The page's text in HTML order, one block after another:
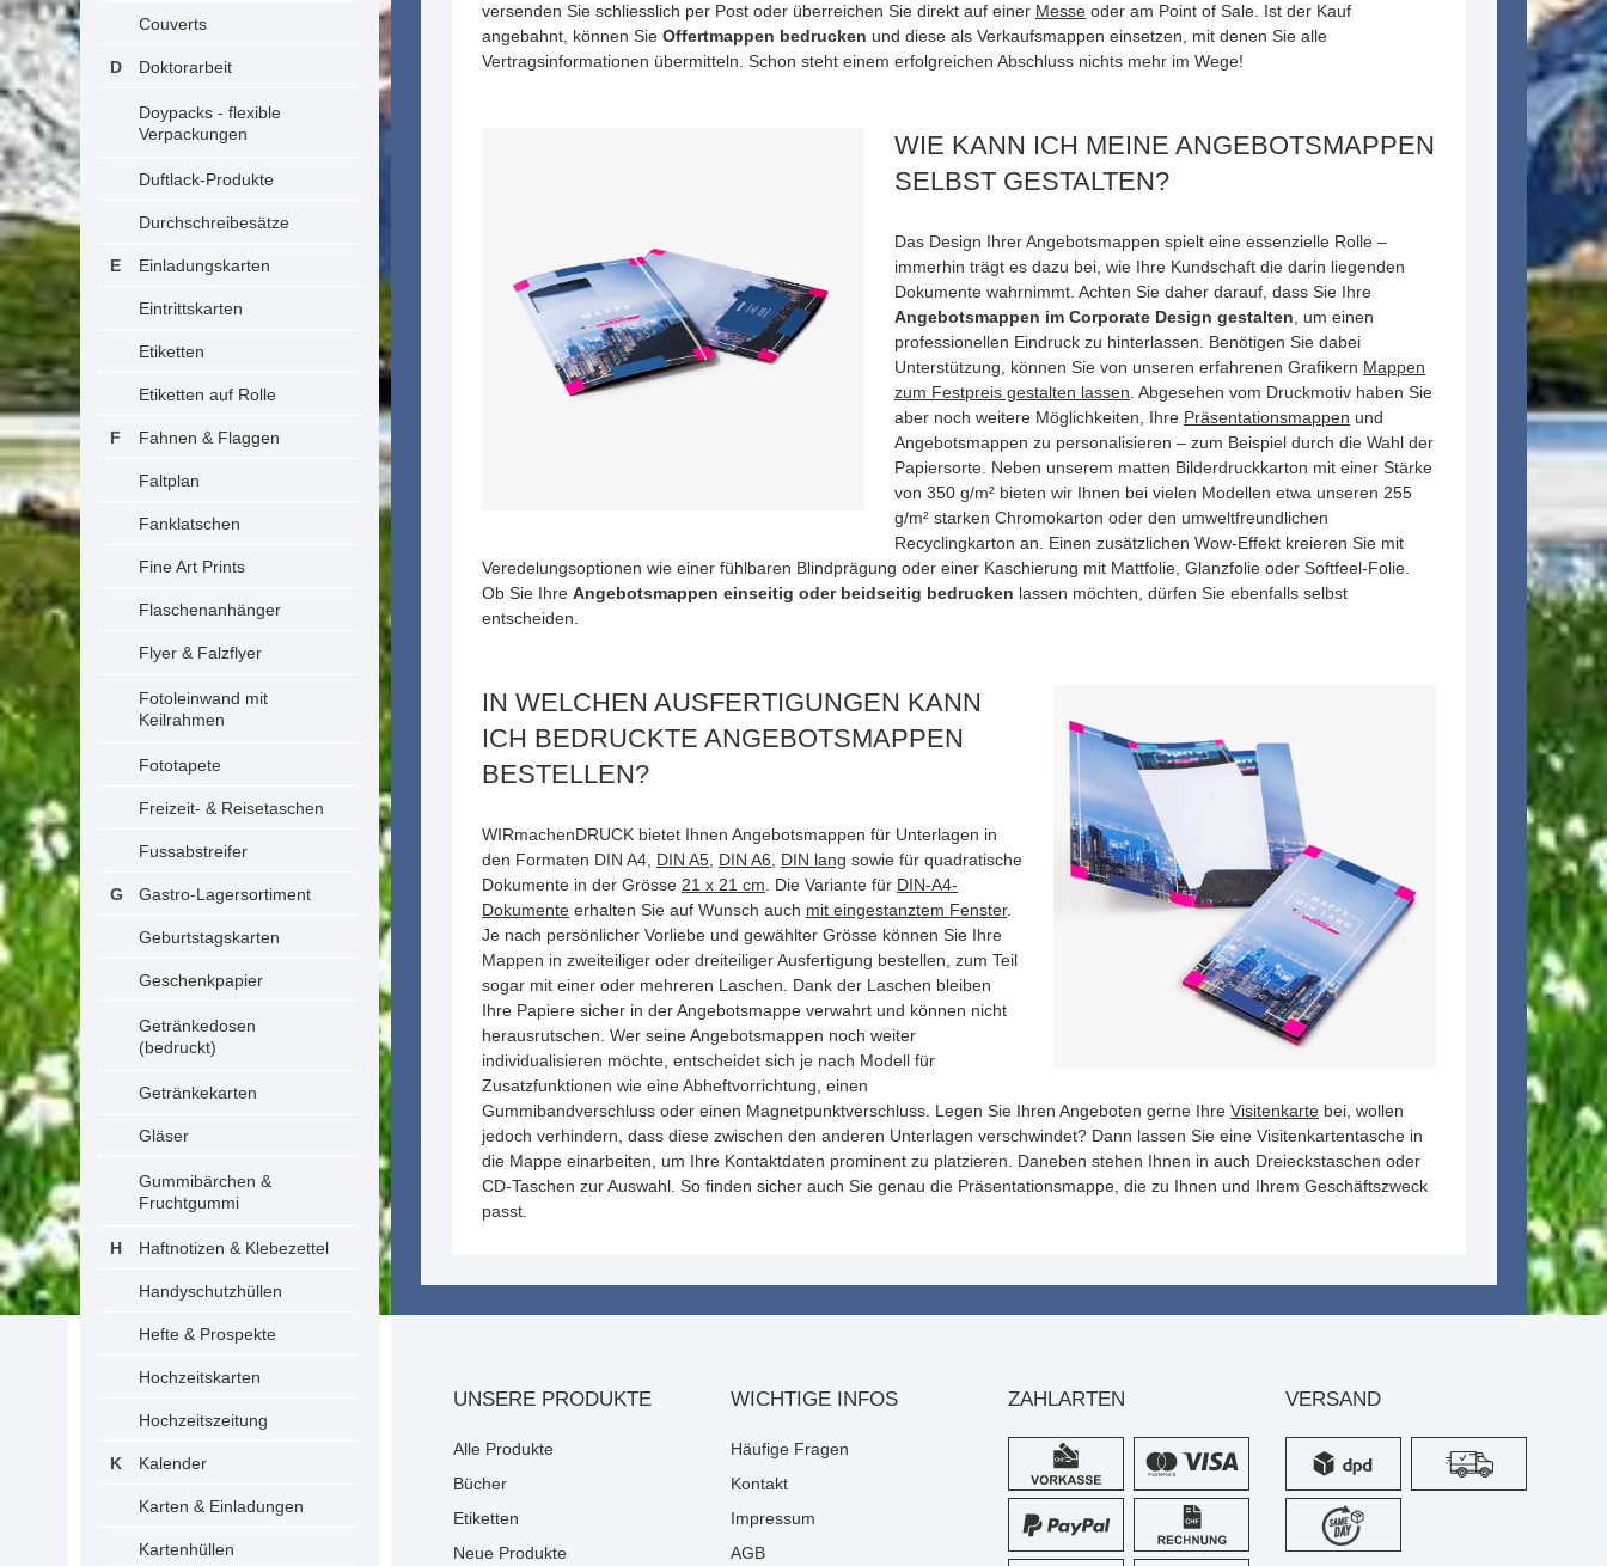
Couverts
Doktorarbeit
Doypacks - flexible
Verpackungen
Duftlack-Produkte
Durchschreibesätze
Einladungskarten
Eintrittskarten
Etiketten
Etiketten auf Rolle
Fahnen & Flaggen
Faltplan
Fanklatschen
Fine Art Prints
Flaschenanhänger
Flyer & Falzflyer
Fotoleinwand mit
Keilrahmen
Fototapete
Freizeit- & Reisetaschen
Fussabstreifer
Gastro-Lagersortiment
Geburtstagskarten
Geschenkpapier
Getränkedosen
(bedruckt)
Getränkekarten
Gläser
Gummibärchen &
Fruchtgummi
Haftnotizen & Klebezettel
Handyschutzhüllen
Hefte & Prospekte
Hochzeitskarten
Hochzeitszeitung
Kalender
Karten & Einladungen
Kartenhüllen
versenden Sie schliesslich per Post oder überreichen Sie direkt auf einer Messe oder am Point of Sale. Ist der Kauf
angebahnt, können Sie Offertmappen bedrucken und diese als Verkaufsmappen einsetzen, mit denen Sie alle
Vertragsinformationen übermitteln. Schon steht einem erfolgreichen Abschluss nichts mehr im Wege!
WIE KANN ICH MEINE ANGEBOTSMAPPEN
SELBST GESTALTEN?
Das Design Ihrer Angebotsmappen spielt eine essenzielle Rolle –
immerhin trägt es dazu bei, wie Ihre Kundschaft die darin liegenden
Dokumente wahrnimmt. Achten Sie daher darauf, dass Sie Ihre
Angebotsmappen im Corporate Design gestalten , um einen
professionellen Eindruck zu hinterlassen. Benötigen Sie dabei
Unterstützung, können Sie von unseren erfahrenen Grafikern Mappen
zum Festpreis gestalten lassen . Abgesehen vom Druckmotiv haben Sie
aber noch weitere Möglichkeiten, Ihre Präsentationsmappen und
Angebotsmappen zu personalisieren – zum Beispiel durch die Wahl der
Papiersorte. Neben unserem matten Bilderdruckkarton mit einer Stärke
von 350 g/m² bieten wir Ihnen bei vielen Modellen etwa unseren 255
g/m² starken Chromokarton oder den umweltfreundlichen
Recyclingkarton an. Einen zusätzlichen Wow-Effekt kreieren Sie mit
Veredelungsoptionen wie einer fühlbaren Blindprägung oder einer Kaschierung mit Mattfolie, Glanzfolie oder Softfeel-Folie.
Ob Sie Ihre Angebotsmappen einseitig oder beidseitig bedrucken lassen möchten, dürfen Sie ebenfalls selbst
entscheiden.
IN WELCHEN AUSFERTIGUNGEN KANN
ICH BEDRUCKTE ANGEBOTSMAPPEN
BESTELLEN?
WIRmachenDRUCK bietet Ihnen Angebotsmappen für Unterlagen in
den Formaten DIN A4, DIN A5 DIN A6 DIN lang sowie für quadratische
Dokumente in der Grösse 21 x 21 cm . Die Variante für DIN-A4-
Dokumente erhalten Sie auf Wunsch auch mit eingestanztem Fenster.
Je nach persönlicher Vorliebe und gewählter Grösse können Sie Ihre
Mappen in zweiteiliger oder dreiteiliger Ausfertigung bestellen, zum Teil
sogar mit einer oder mehreren Laschen. Dank der Laschen bleiben
Ihre Papiere sicher in der Angebotsmappe verwahrt und können nicht
herausrutschen. Wer seine Angebotsmappen noch weiter
individualisieren möchte, entscheidet sich je nach Modell für
Zusatzfunktionen wie eine Abheftvorrichtung, einen
Gummibandverschluss oder einen Magnetpunktverschluss. Legen Sie Ihren Angeboten gerne Ihre Visitenkarte bei, wollen
jedoch verhindern, dass diese zwischen den anderen Unterlagen verschwindet? Dann lassen Sie eine Visitenkartentasche in
die Mappe einarbeiten, um Ihre Kontaktdaten prominent zu platzieren. Daneben stehen Ihnen in auch Dreieckstaschen oder
CD-Taschen zur Auswahl. So finden sicher auch Sie genau die Präsentationsmappe, die zu Ihnen und Ihrem Geschäftszweck
passt.
UNSERE PRODUKTE
Alle Produkte
Bücher
Etiketten
Neue Produkte
WICHTIGE INFOS
Häufige Fragen
Kontakt
Impressum
AGB
ZAHLARTEN VERSAND